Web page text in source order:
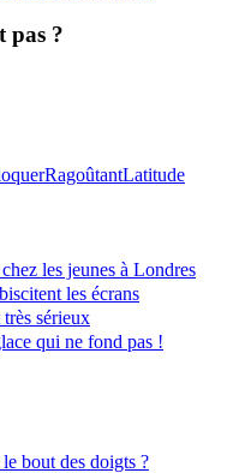
pas ?
RagoûtantLatitude
les jeunes à Londres
les écrans
sérieux
qui ne fond pas !
bout des doigts ?